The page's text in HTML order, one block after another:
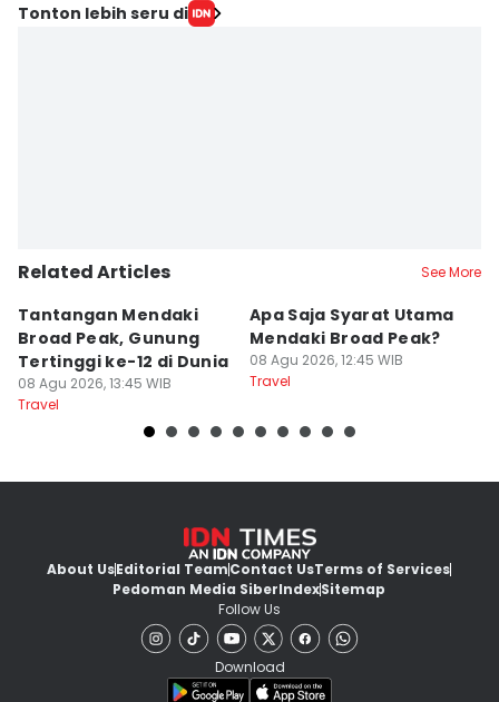
Tonton lebih seru di
Related Articles See More
Tantangan Mendaki
Broad Peak, Gunung
Tertinggi ke-12 di Dunia
08 Agu 2026, 13:45 WIB
Travel
Apa Saja Syarat Utama
Mendaki Broad Peak?
08 Agu 2026, 12:45 WIB
Travel
About UsEditorial TeamContact UsTerms of Services
Pedoman Media SiberIndexSitemap
Follow Us
Download